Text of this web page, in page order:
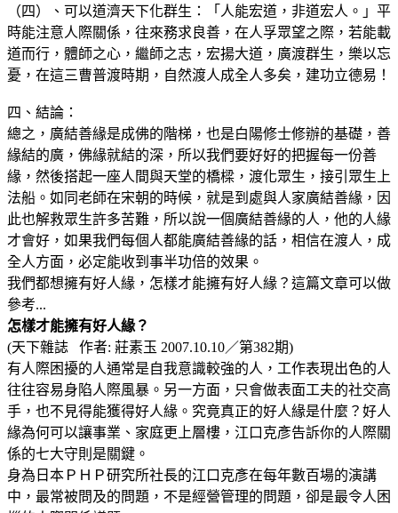
（四）、可以道濟天下化群生：「人能宏道，非道宏人。」平
時能注意人際關係，往來務求良善，在人孚眾望之際，若能載
道而行，體師之心，繼師之志，宏揚大道，廣渡群生，樂以忘
憂，在這三曹普渡時期，自然渡人成全人多矣，建功立德易！
四、結論：
總之，廣結善緣是成佛的階梯，也是白陽修士修辦的基礎，善
緣結的廣，佛緣就結的深，所以我們要好好的把握每一份善
緣，然後搭起一座人間與天堂的橋樑，渡化眾生，接引眾生上
法船。如同老師在宋朝的時候，就是到處與人家廣結善緣，因
此也解救眾生許多苦難，所以說一個廣結善緣的人，他的人緣
才會好，如果我們每個人都能廣結善緣的話，相信在渡人，成
全人方面，必定能收到事半功倍的效果。
我們都想擁有好人緣，怎樣才能擁有好人緣？這篇文章可以做
參考...
怎樣才能擁有好人緣？
(天下雜誌 作者: 莊素玉 2007.10.10／第382期)
有人際困擾的人通常是自我意識較強的人，工作表現出色的人
往往容易身陷人際風暴。另一方面，只會做表面工夫的社交高
手，也不見得能獲得好人緣。究竟真正的好人緣是什麼？好人
緣為何可以讓事業、家庭更上層樓，江口克彥告訴你的人際關
係的七大守則是關鍵。
身為日本ＰＨＰ研究所社長的江口克彥在每年數百場的演講
中，最常被問及的問題，不是經營管理的問題，卻是最令人困